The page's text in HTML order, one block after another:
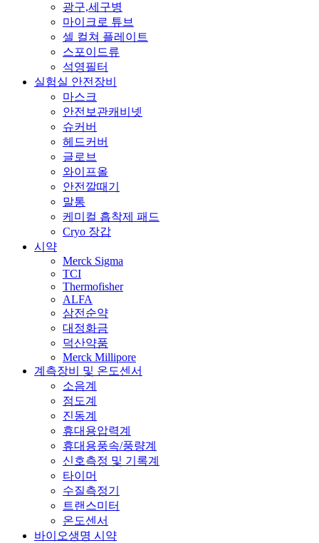
광구,세구병
마이크로 튜브
셀 컬쳐 플레이트
스포이드류
석영필터
실험실 안전장비
마스크
안전보관캐비넷
슈커버
헤드커버
글로브
와이프올
안전깔때기
말통
케미컬 흡착제 패드
Cryo 장갑
시약
Merck Sigma
TCI
Thermofisher
ALFA
삼전순약
대정화금
덕산약품
Merck Millipore
계측장비 및 온도센서
소음계
점도계
진동계
휴대용압력계
휴대용풍속/풍량계
신호측정 및 기록계
타이머
수질측정기
트랜스미터
온도센서
바이오생명 시약